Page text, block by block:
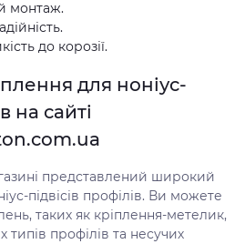
монтаж.
до корозії.
для ноніус-
на сайті
представлений широкий
підвісів профілів. Ви можете
таких як кріплення-метелик,
типів профілів та несучих